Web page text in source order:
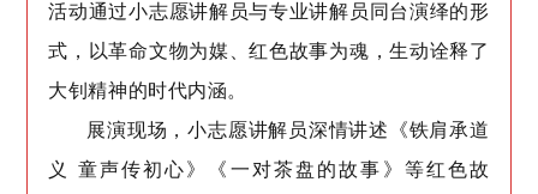
活动通过小志愿讲解员与专业讲解员同台演绎的形
式，以革命文物为媒、红色故事为魂，生动诠释了
大钊精神的时代内涵。
展演现场，小志愿讲解员深情讲述《铁肩承道
义 童声传初心》《一对茶盘的故事》等红色故